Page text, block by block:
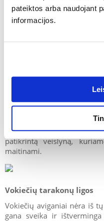
pateiktos arba naudojant
informacijos.
Wachtelhund - priežiūra
reikalavimai, tačiau verta
jam kasdien reikia
veislės šunų šeimininkų
baldus arba graužti
priežastis yra
vokiečių aviganį svarbu,
mankštintųsi. Kalbant apie
Lenkijoje yra keletas
patikrintą veislyną,
maitinami.
Vokiečių tarakonų ligos
Vokiečių aviganiai nėra iš
gana sveika ir